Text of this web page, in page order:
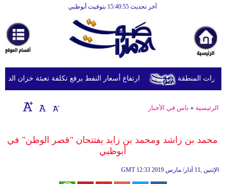
آخر تحديث 15:40:55 بتوقيت أبوظبي
أخبارعاجلة
رياضة
ثقافة
إقتصاد
وموسيقى
ارتفاع أسعار النفط يرفع تكلفة تعبئة خزان الديزل في بريطانيا المنطقة
الرئيسية » ناس في الأخبار
محمد بن راشد ومحمد بن زايد يفتتحان "قصر الوطن" في
أبوظبي
GMT 12:33 2019 الإثنين ,11 آذار/ مارس